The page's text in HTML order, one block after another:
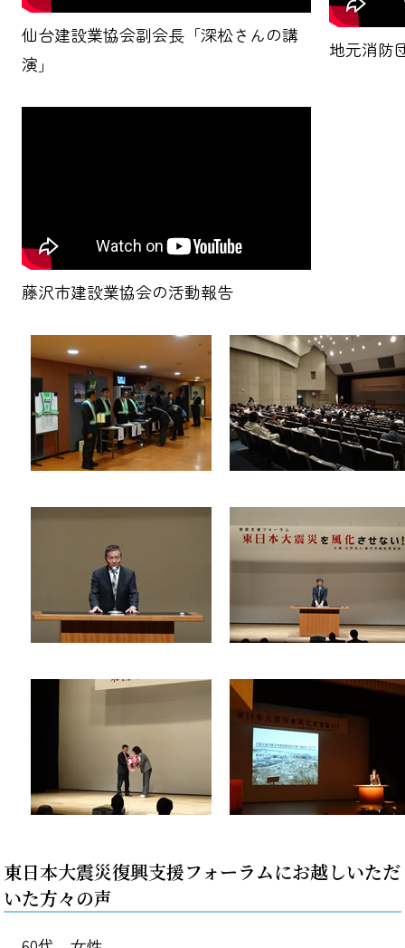
仙台建設業協会副会長「深松さんの講
演」
地元消防
藤沢市建設業協会の活動報告
東日本大震災復興支援フォーラムにお越しいただ
いた方々の声